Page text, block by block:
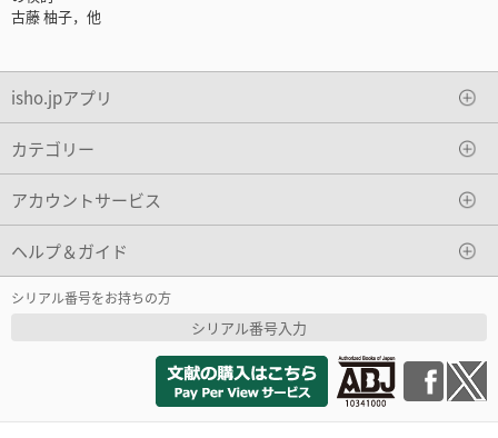
古藤 柚子，他
isho.jpアプリ
カテゴリー
アカウントサービス
ヘルプ＆ガイド
シリアル番号をお持ちの方
シリアル番号入力